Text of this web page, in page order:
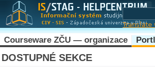
Translate
Courseware ZČU — organizace
DOSTUPNÉ SEKCE